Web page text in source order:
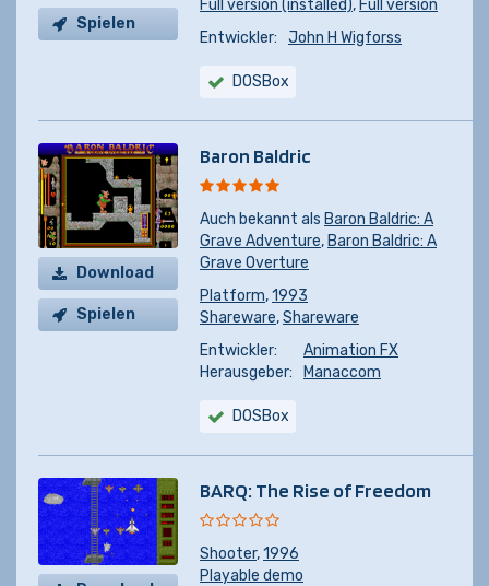
Spielen
Full version (installed), Full version
Entwickler:
John H Wigforss
DOSBox
Download
Spielen
Baron Baldric
Auch bekannt als Baron Baldric: A
Grave Adventure, Baron Baldric: A
Grave Overture
Platform,1993
Shareware,Shareware
Entwickler:
Animation FX
Herausgeber:
Manaccom
DOSBox
BARQ: The Rise of Freedom
Shooter,1996
Playable demo